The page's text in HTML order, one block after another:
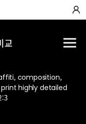
교
composition,
highly detailed